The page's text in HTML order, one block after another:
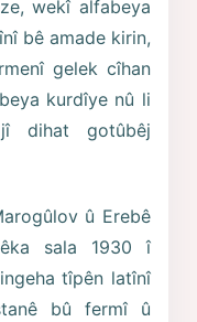
wekî alfabeya
bê amade kirin,
gelek cîhan
kurdîye nû li
jî dihat gotûbêj
û Erebê
sala 1930 î
tîpên latînî
bû fermî û